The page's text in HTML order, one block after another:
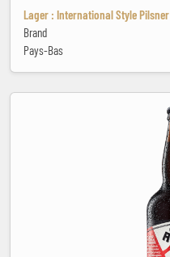
Lager : International Style Pilsner
Brand
Pays-Bas